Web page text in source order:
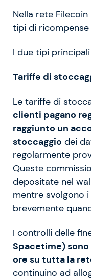
Nella rete
tipi di
I due tipi
Tariffe di
Le tariffe di
clienti pagano
raggiunto un
stoccaggio dei
regolarmente
Queste
depositate nel
mentre svolgono
brevemente
I controlli delle
Spacetime)
ore su tutta la
continuino ad